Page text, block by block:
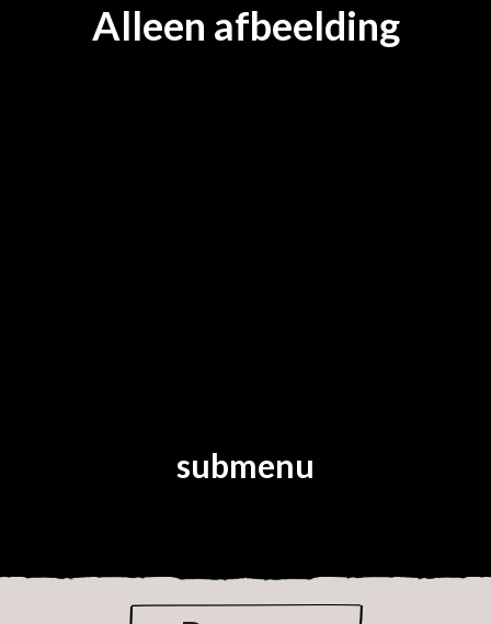
Alleen afbeelding
submenu